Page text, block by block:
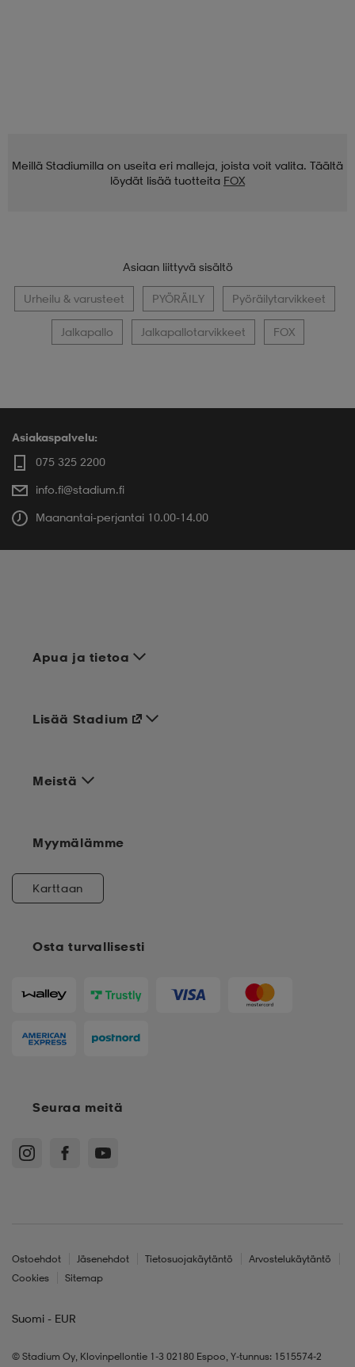
Meillä Stadiumilla on useita eri malleja, joista voit valita. Täältä
löydät lisää tuotteita FOX
Asiaan liittyvä sisältö
Urheilu & varusteet PYÖRÄILY Pyöräilytarvikkeet
Jalkapallo Jalkapallotarvikkeet FOX
Asiakaspalvelu:
075 325 2200
info.fi@stadium.fi
Maanantai-perjantai 10.00-14.00
Apua ja tietoa
Meistä
Osta turvallisesti
Lisää Stadium
Myymälämme
Karttaan
Seuraa meitä
Ostoehdot Jäsenehdot Tietosuojakäytäntö
Arvostelukäytäntö
Cookies
Sitemap
Suomi - EUR
© Stadium Oy, Klovinpellontie 1-3 02180 Espoo, Y-tunnus: 1515574-2